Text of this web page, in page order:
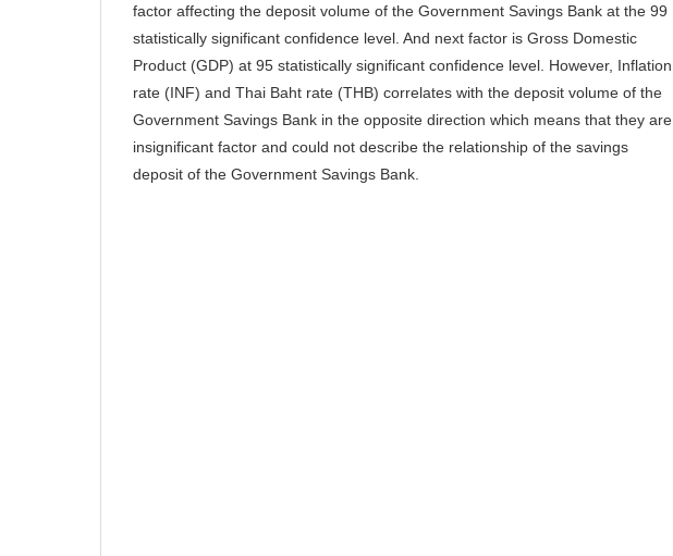
factor affecting the deposit volume of the Government Savings Bank at the 99
statistically significant confidence level. And next factor is Gross Domestic
Product (GDP) at 95 statistically significant confidence level. However, Inflation
rate (INF) and Thai Baht rate (THB) correlates with the deposit volume of the
Government Savings Bank in the opposite direction which means that they are
insignificant factor and could not describe the relationship of the savings
deposit of the Government Savings Bank.